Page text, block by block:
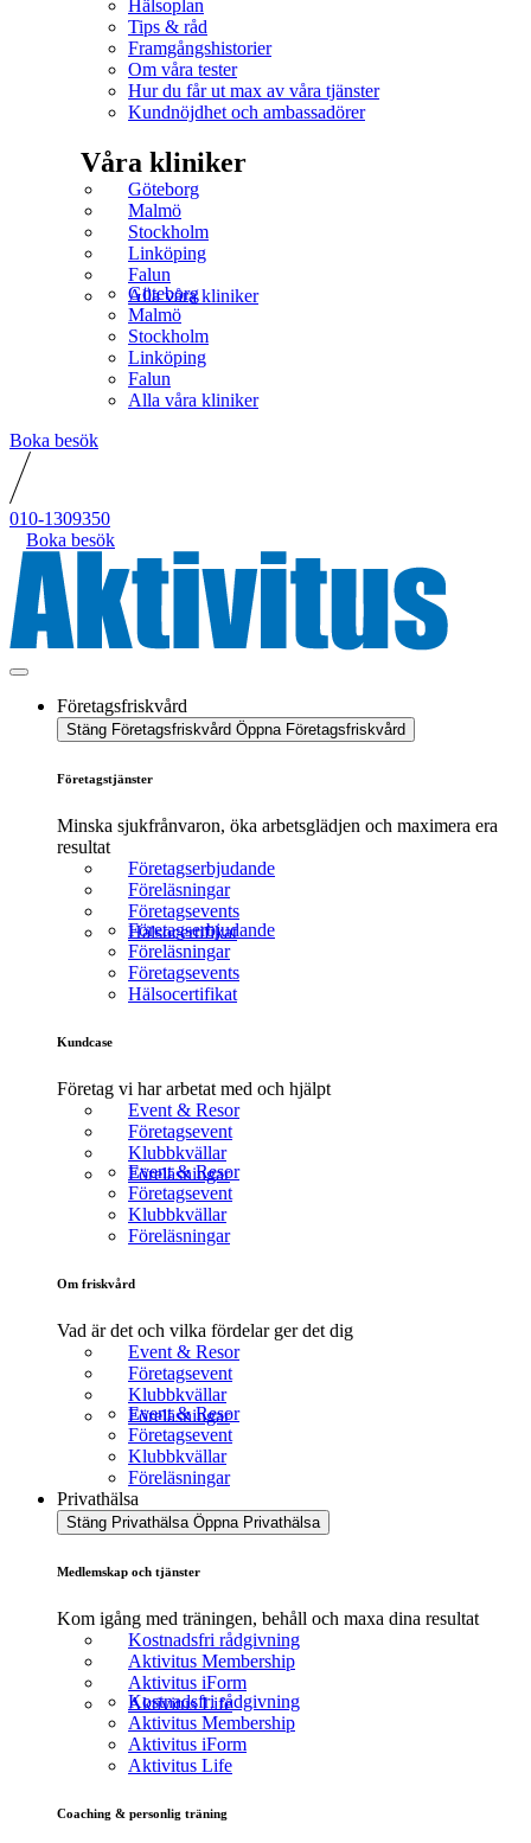
Hälsoplan
Tips & råd
Framgångshistorier
Om våra tester
Hur du får ut max av våra tjänster
Kundnöjdhet och ambassadörer
Våra kliniker
Göteborg
Malmö
Stockholm
Linköping
Falun
Alla våra kliniker
Göteborg
Malmö
Stockholm
Linköping
Falun
Alla våra kliniker
Boka besök
010-1309350
Boka besök
Företagsfriskvård
Stäng Företagsfriskvård Öppna Företagsfriskvård
Företagstjänster
Minska sjukfrånvaron, öka arbetsglädjen och maximera era
resultat
Företagserbjudande
Föreläsningar
Företagsevents
Hälsocertifikat
Företagserbjudande
Föreläsningar
Företagsevents
Hälsocertifikat
Kundcase
Företag vi har arbetat med och hjälpt
Event & Resor
Företagsevent
Klubbkvällar
Föreläsningar
Event & Resor
Företagsevent
Klubbkvällar
Föreläsningar
Om friskvård
Vad är det och vilka fördelar ger det dig
Event & Resor
Företagsevent
Klubbkvällar
Föreläsningar
Event & Resor
Företagsevent
Klubbkvällar
Föreläsningar
Privathälsa
Stäng Privathälsa Öppna Privathälsa
Medlemskap och tjänster
Kom igång med träningen, behåll och maxa dina resultat
Kostnadsfri rådgivning
Aktivitus Membership
Aktivitus iForm
Aktivitus Life
Kostnadsfri rådgivning
Aktivitus Membership
Aktivitus iForm
Aktivitus Life
Coaching & personlig träning